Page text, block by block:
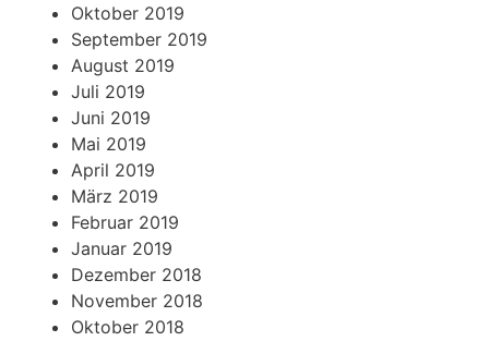
Oktober 2019
September 2019
August 2019
Juli 2019
Juni 2019
Mai 2019
April 2019
März 2019
Februar 2019
Januar 2019
Dezember 2018
November 2018
Oktober 2018